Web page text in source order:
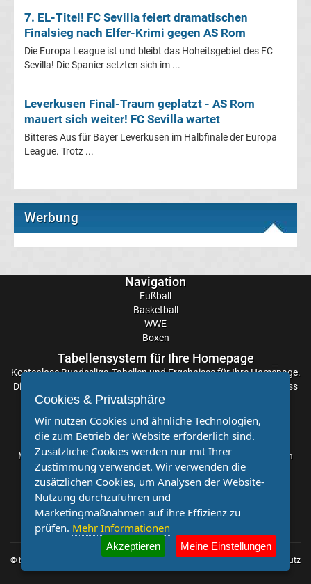
Transfergerüchte
Spanien
Bundesliga
Tabelle
Bundesliga
Ergebnisse
Liga
Ergebnisse
3.
Liga
Tabelle
7. EL-Titel! FC Sevilla feiert dramatischen
Finalsieg nach Elfer-Krimi gegen AS Rom
Die Europa League ist und bleibt das Hoheitsgebiet des FC
Sevilla! Die Spanier setzten sich im ...
Leverkusen Final-Traum geplatzt - AS Rom
mauert sich weiter! FC Sevilla wartet
Bitteres Aus für Bayer Leverkusen im Halbfinale der Europa
League. Trotz ...
Werbung
Navigation
Fußball
Basketball
WWE
Boxen
Tabellensystem für Ihre Homepage
KostenloseBundesliga-Tabellenund Ergebnisse für Ihre Homepage.
Die Aktualisierung der Ergebnisse erfolgt alle paar Minuten, sodass
Sie stets auf dem Laufenden sind. Einfache und schnelle
Partnervereine
Möchten Sie, dass auch Ihr Verein mehr Beachtung findet? Dann
sind Sie bei uns genau richtig. Wir suchen Ihren Verein für eine
kostenlose Kooperation. Veröffentlichen Sie Ihre Spielberichte,
Sportnachrichten und Aufrufe bei uns!
© by Impressum|Datenschutz
Cookies & Privatsphäre
Wir nutzen Cookies und ähnliche Technologien,
die zum Betrieb der Website erforderlich sind.
Zusätzliche Cookies werden nur mit Ihrer
Zustimmung verwendet. Wir verwenden die
zusätzlichen Cookies, um Analysen der Website-
Nutzung durchzuführen und
Marketingmaßnahmen auf ihre Effizienz zu
prüfen. Mehr Informationen
Akzeptieren Meine Einstellungen